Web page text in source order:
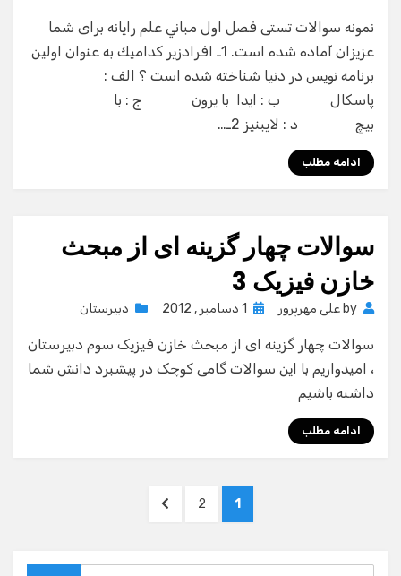
نمونه سوالات تستی فصل اول مباني علم رايانه برای شما
عزیزان آماده شده است. 1ـ افرادزير كداميك به عنوان اولين
برنامه نويس در دنيا شناخته شده است ؟ الف :
پاسكال ب : ايدا با يرون ج : با
بيچ د : لايبنيز 2ـ…
ادامه مطلب
سوالات چهار گزینه ای از مبحث
خازن فیزیک 3
by علی مهرپرور
Posted
1 دسامبر , 2012 دبیرستان
سوالات چهار گزینه ای از مبحث خازن فیزیک سوم دبیرستان
، امیدواریم با این سوالات گامی کوچک در پیشبرد دانش شما
داشنه باشیم
ادامه مطلب
PAGE
1
PAGE
2
NEXT